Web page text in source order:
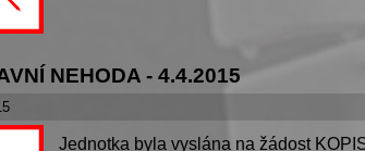
NEHODA - 4.4.2015
Jednotka byla vyslána na žádost